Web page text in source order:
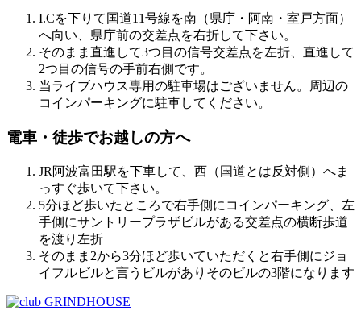
I.Cを下りて国道11号線を南（県庁・阿南・室戸方面）
へ向い、県庁前の交差点を右折して下さい。
そのまま直進して3つ目の信号交差点を左折、直進して
2つ目の信号の手前右側です。
当ライブハウス専用の駐車場はございません。周辺の
コインパーキングに駐車してください。
電車・徒歩でお越しの方へ
JR阿波富田駅を下車して、西（国道とは反対側）へま
っすぐ歩いて下さい。
5分ほど歩いたところで右手側にコインパーキング、左
手側にサントリープラザビルがある交差点の横断歩道
を渡り左折
そのまま2から3分ほど歩いていただくと右手側にジョ
イフルビルと言うビルがありそのビルの3階になります